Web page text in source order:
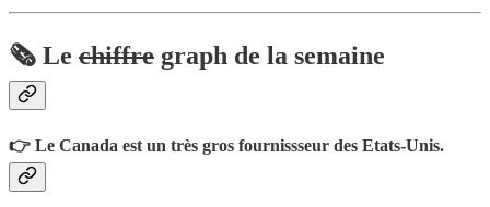
🗞️ Le chiffre graph de la semaine
👉 Le Canada est un très gros fournissseur des Etats-Unis.